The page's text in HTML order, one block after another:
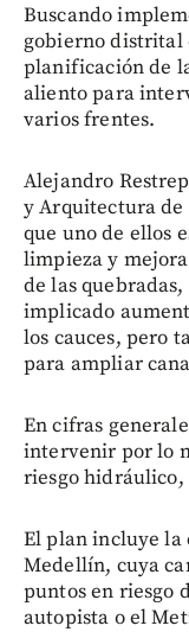
Buscando
gobierno distrital
planificación de
aliento para
varios frentes.
Alejandro
y Arquitectura
que uno de ellos
limpieza y
de las
implicado
los cauces, pero
para ampliar
En cifras
intervenir por lo
riesgo hidráulico,
El plan incluye la
Medellín, cuya
puntos en riesgo
autopista o el